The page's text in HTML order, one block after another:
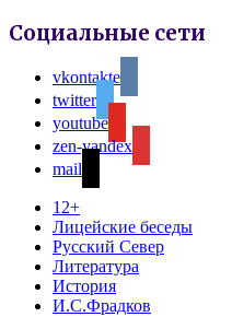
Социальные сети
vkontakte
twitter
youtube
zen-yandex
mail
12+
Лицейские беседы
Русский Север
Литература
История
И.С.Фрадков